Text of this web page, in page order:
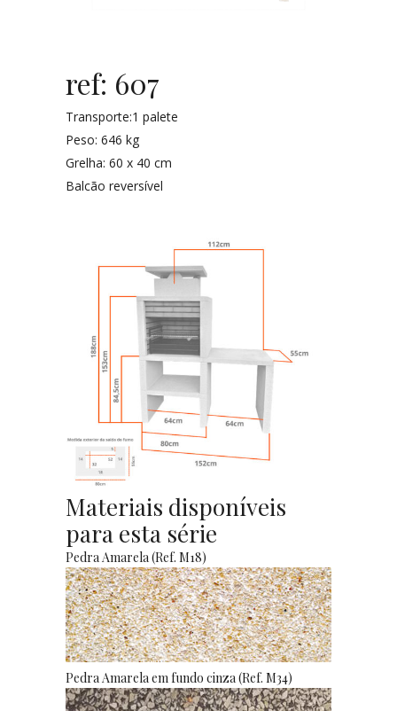
ref: 607
Transporte:1 palete
Peso: 646 kg
Grelha: 60 x 40 cm
Balcão reversível
Materiais disponíveis
para esta série
Pedra Amarela (Ref. M18)
Pedra Amarela em fundo cinza (Ref. M34)